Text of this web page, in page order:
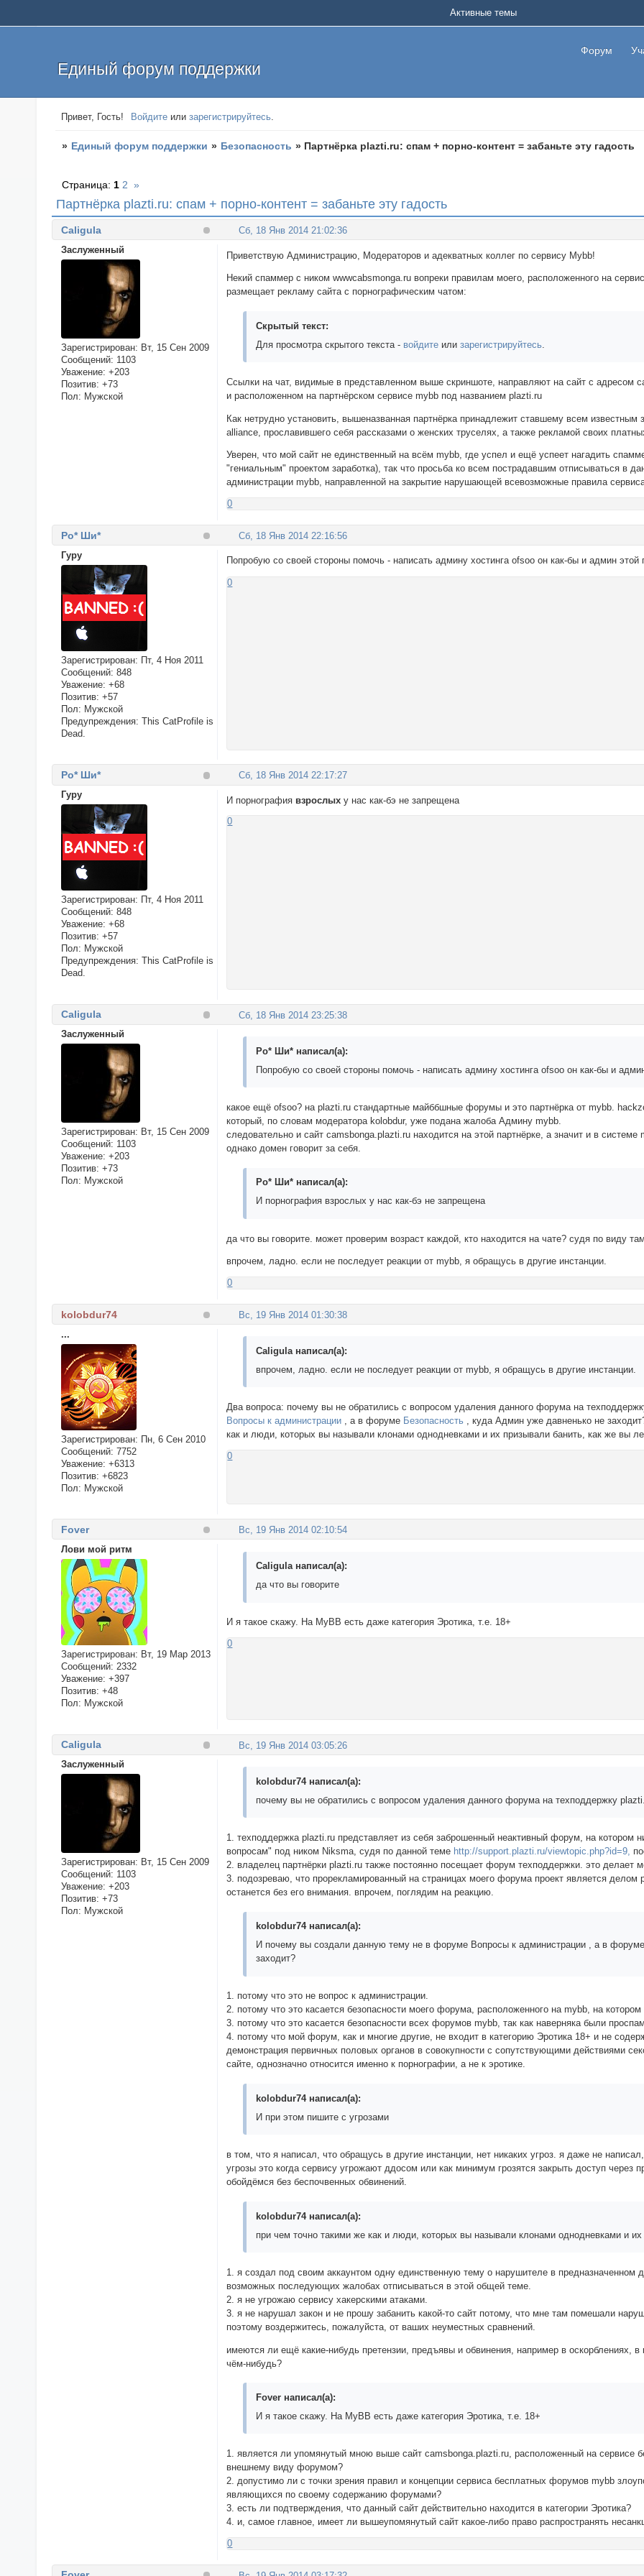
Единый форум поддержки
Форум
Активные темы
Привет, Гость! Войдите илизарегистрируйтесь.
» Единый форум поддержки » Безопасность » Партнёрка plazti.ru: спам + порно-контент = забаньте эту гадость
Партнёрка plazti.ru: спам + порно-контент = забаньте эту гадость
Страница: 1 2 »
Сб, 18 Янв 2014 21:02:36
Caligula
Заслуженный
Зарегистрирован: Вт, 15 Сен 2009
Сообщений: 1103
Уважение: +203
Позитив: +73
Пол: Мужской
Приветствую Администрацию, Модераторов и адекватных коллег по сервису Mybb!
Некий спаммер с ником wwwcabsmonga.ru вопреки правилам моего, расположенного на
размещает рекламу сайта с порнографическим чатом:
Скрытый текст:
Для просмотра скрытого текста - войдите илизарегистрируйтесь
Ссылки на чат, видимые в представленном выше скриншоте, направляют на сайт с адресом
и расположенном на партнёрском сервисе mybb под названием plazti.ru
Как нетрудно установить, вышеназванная партнёрка принадлежит ставшему всем
alliance, прославившего себя рассказами о женских труселях, а также рекламой своих
Уверен, что мой сайт не единственный на всём mybb, где успел и ещё успеет нагадить
"гениальным" проектом заработка), так что просьба ко всем пострадавшим отписываться в
администрации mybb, направленной на закрытие нарушающей всевозможные правила
0
Сб, 18 Янв 2014 22:16:56
Ро* Ши*
Гуру
Зарегистрирован: Пт, 4 Ноя 2011
Сообщений: 848
Уважение: +68
Позитив: +57
Пол: Мужской
Предупреждения: This CatProfile is
Dead.
Попробую со своей стороны помочь - написать админу хостинга ofsoo он как-бы и админ
0
Сб, 18 Янв 2014 22:17:27
Ро* Ши*
Гуру
Зарегистрирован: Пт, 4 Ноя 2011
Сообщений: 848
Уважение: +68
Позитив: +57
Пол: Мужской
Предупреждения: This CatProfile is
Dead.
И порнография взрослых у нас как-бэ не запрещена
0
Сб, 18 Янв 2014 23:25:38
Caligula
Заслуженный
Зарегистрирован: Вт, 15 Сен 2009
Сообщений: 1103
Уважение: +203
Позитив: +73
Пол: Мужской
Ро* Ши* написал(а):
Попробую со своей стороны помочь - написать админу хостинга ofsoo он как-бы и
какое ещё ofsoo? на plazti.ru стандартные майббшные форумы и это партнёрка от mybb.
который, по словам модератора kolobdur, уже подана жалоба Админу mybb.
следовательно и сайт camsbonga.plazti.ru находится на этой партнёрке, а значит и в
однако домен говорит за себя.
Ро* Ши* написал(а):
И порнография взрослых у нас как-бэ не запрещена
да что вы говорите. может проверим возраст каждой, кто находится на чате? судя по виду
впрочем, ладно. если не последует реакции от mybb, я обращусь в другие инстанции.
0
Вс, 19 Янв 2014 01:30:38
kolobdur74
...
Зарегистрирован: Пн, 6 Сен 2010
Сообщений: 7752
Уважение: +6313
Позитив: +6823
Пол: Мужской
Caligula написал(а):
впрочем, ладно. если не последует реакции от mybb, я обращусь в другие инстанции.
Два вопроса: почему вы не обратились с вопросом удаления данного форума на
Вопросы к администрации , а в форуме Безопасность , куда Админ уже давненько не
как и люди, которых вы называли клонами однодневками и их призывали банить, как же вы
0
Вс, 19 Янв 2014 02:10:54
Fover
Лови мой ритм
Зарегистрирован: Вт, 19 Мар 2013
Сообщений: 2332
Уважение: +397
Позитив: +48
Пол: Мужской
Caligula написал(а):
да что вы говорите
И я такое скажу. На MyBB есть даже категория Эротика, т.е. 18+
0
Вс, 19 Янв 2014 03:05:26
Caligula
Заслуженный
Зарегистрирован: Вт, 15 Сен 2009
Сообщений: 1103
Уважение: +203
Позитив: +73
Пол: Мужской
kolobdur74 написал(а):
почему вы не обратились с вопросом удаления данного форума на техподдержку
1. техподдержка plazti.ru представляет из себя заброшенный неактивный форум, на котором
вопросам" под ником Niksma, судя по данной теме http://support.plazti.ru/viewtopic.php?id=9,
2. владелец партнёрки plazti.ru также постоянно посещает форум техподдержки. это делает
3. подозреваю, что прорекламированный на страницах моего форума проект является
останется без его внимания. впрочем, поглядим на реакцию.
kolobdur74 написал(а):
И почему вы создали данную тему не в форуме Вопросы к администрации , а в
заходит?
1. потому что это не вопрос к администрации.
2. потому что это касается безопасности моего форума, расположенного на mybb, на
3. потому что это касается безопасности всех форумов mybb, так как наверняка были
4. потому что мой форум, как и многие другие, не входит в категорию Эротика 18+ и не
демонстрация первичных половых органов в совокупности с сопутствующими действиями
сайте, однозначно относится именно к порнографии, а не к эротике.
kolobdur74 написал(а):
И при этом пишите с угрозами
в том, что я написал, что обращусь в другие инстанции, нет никаких угроз. я даже не
угрозы это когда сервису угрожают ддосом или как минимум грозятся закрыть доступ через
обойдёмся без беспочвенных обвинений.
kolobdur74 написал(а):
при чем точно такими же как и люди, которых вы называли клонами однодневками и
1. я создал под своим аккаунтом одну единственную тему о нарушителе в предназначенном
возможных последующих жалобах отписываться в этой общей теме.
2. я не угрожаю сервису хакерскими атаками.
3. я не нарушал закон и не прошу забанить какой-то сайт потому, что мне там помешали
поэтому воздержитесь, пожалуйста, от ваших неуместных сравнений.
имеются ли ещё какие-нибудь претензии, предъявы и обвинения, например в
чём-нибудь?
Fover написал(а):
И я такое скажу. На MyBB есть даже категория Эротика, т.е. 18+
1. является ли упомянутый мною выше сайт camsbonga.plazti.ru, расположенный на сервисе
внешнему виду форумом?
2. допустимо ли с точки зрения правил и концепции сервиса бесплатных форумов mybb
являющихся по своему содержанию форумами?
3. есть ли подтверждения, что данный сайт действительно находится в категории Эротика?
4. и, самое главное, имеет ли вышеупомянутый сайт какое-либо право распространять
0